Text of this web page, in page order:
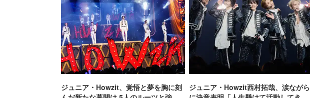
ジュニア・Howzit、覚悟と夢を胸に刻
ジュニア・Howzit西村拓哉、涙ながら